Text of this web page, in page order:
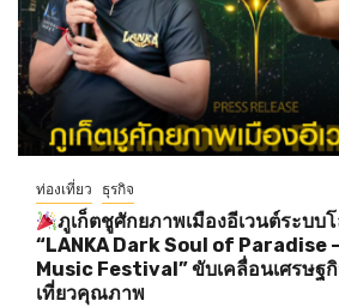
ท่องเที่ยว ธุรกิจ
ภูเก็ตชูศักยภาพเมืองอีเวนต์ระบบ
“LANKA Dark Soul of Paradise
Music Festival” ขับเคลื่อนเศรษฐ
เที่ยวคุณภาพ